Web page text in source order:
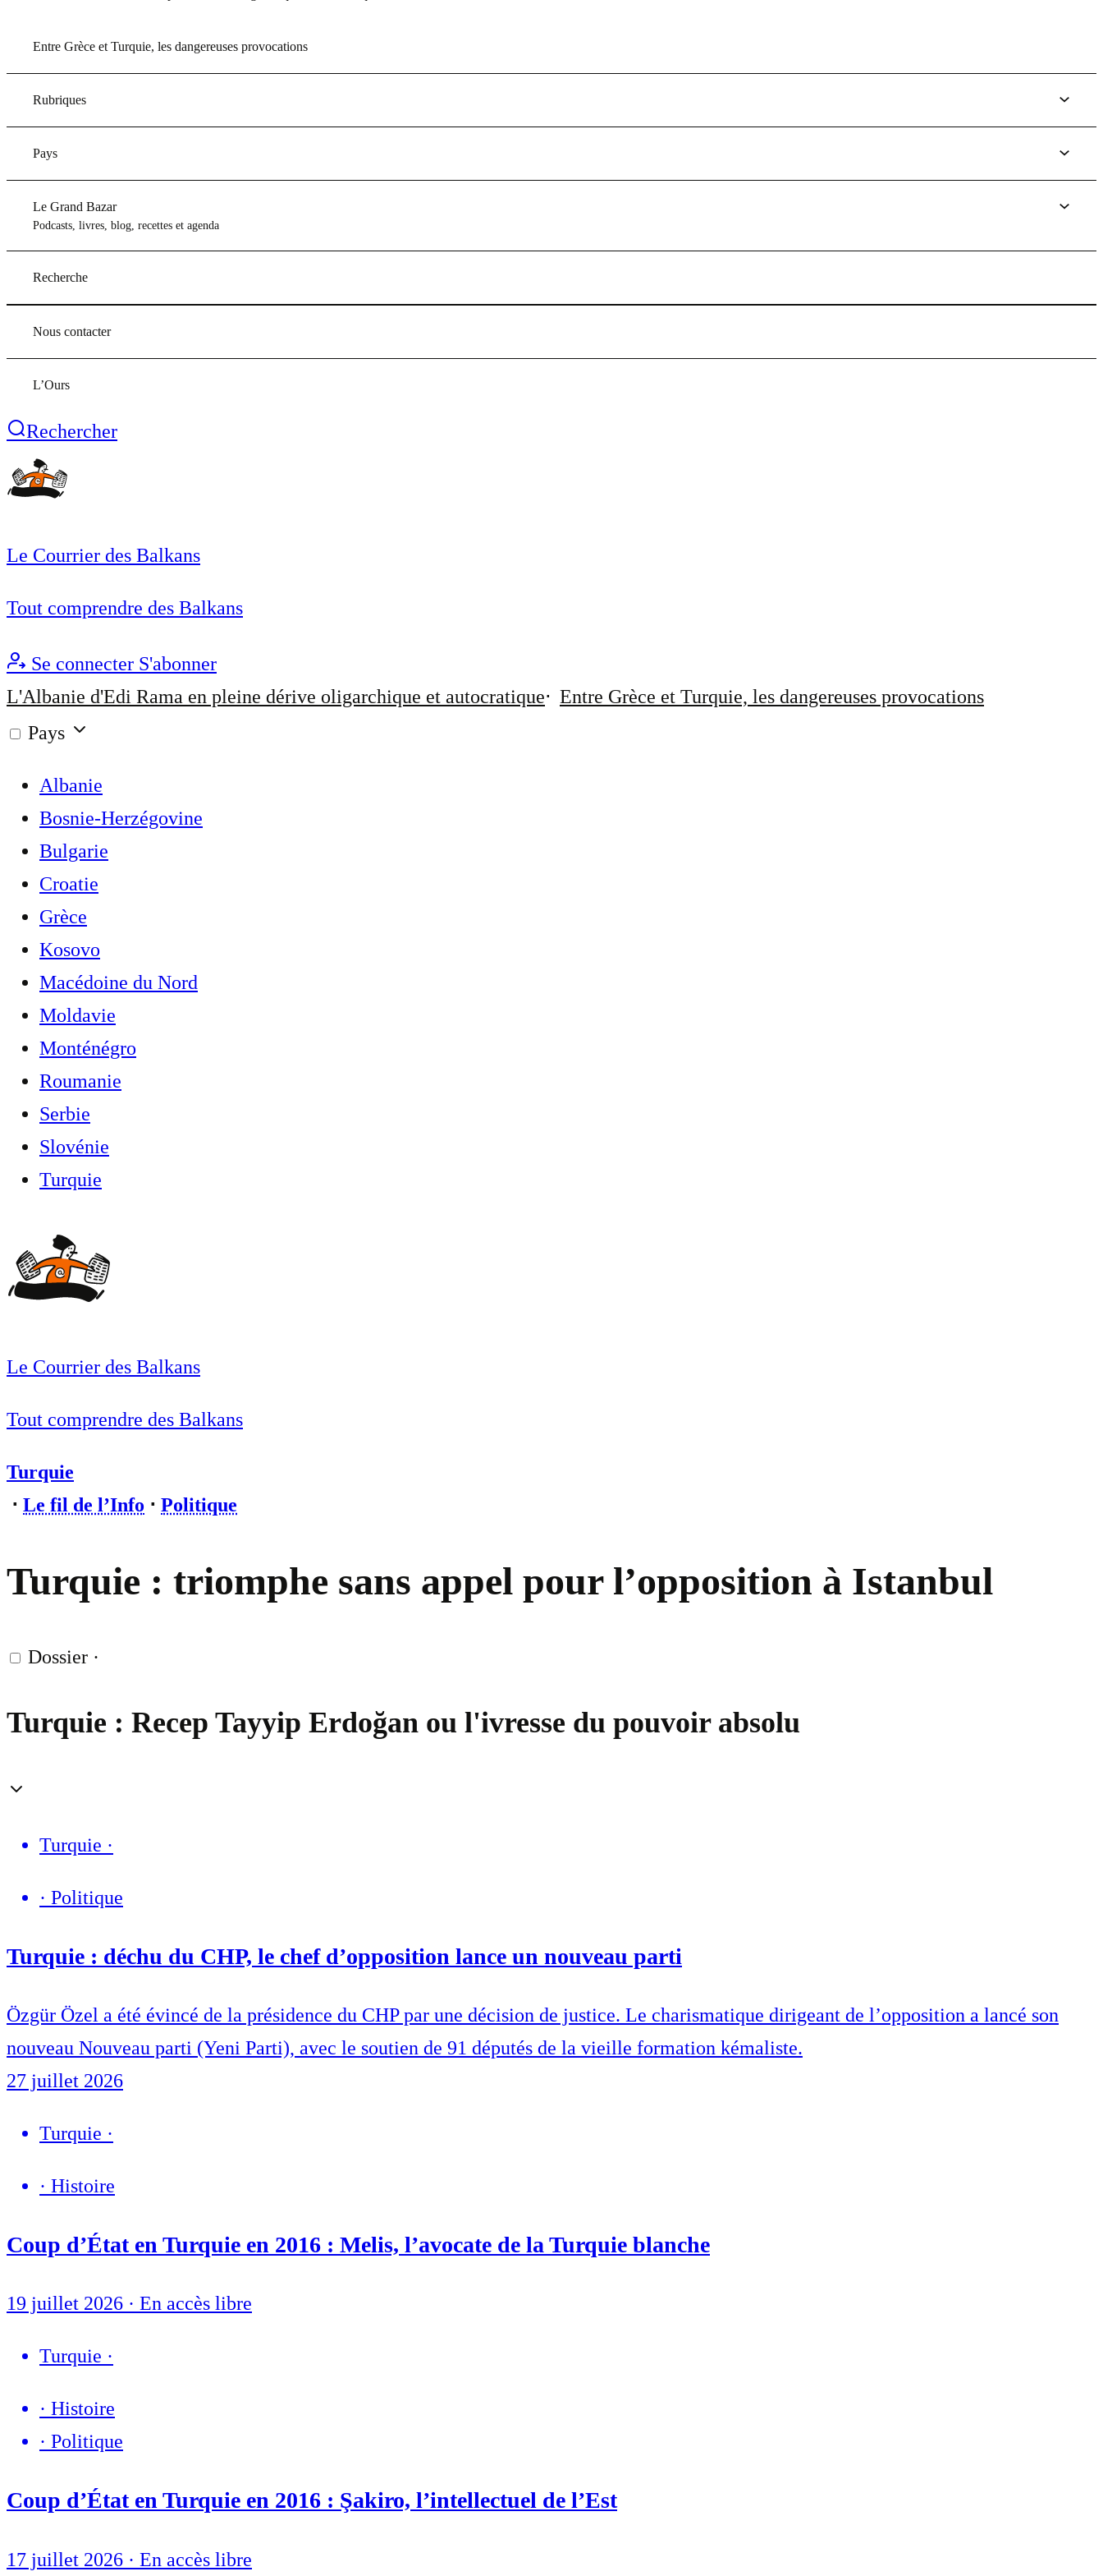
Entre Grèce et Turquie, les dangereuses provocations
Rubriques
Pays
Le Grand Bazar
Podcasts, livres, blog, recettes et agenda
Recherche
Nous contacter
L’Ours
Rechercher
Le Courrier des Balkans
Tout comprendre des Balkans
Se connecter S'abonner
L'Albanie d'Edi Rama en pleine dérive oligarchique et autocratique
Entre Grèce et Turquie, les dangereuses provocations
Pays
Albanie
Bosnie-Herzégovine
Bulgarie
Croatie
Grèce
Kosovo
Macédoine du Nord
Moldavie
Monténégro
Roumanie
Serbie
Slovénie
Turquie
Le Courrier des Balkans
Tout comprendre des Balkans
Turquie
⋅ Le fil de l’Info ⋅ Politique
Turquie : triomphe sans appel pour l’opposition à Istanbul
Dossier ·
Turquie : Recep Tayyip Erdoğan ou l'ivresse du pouvoir absolu
Turquie ·
· Politique
Turquie : déchu du CHP, le chef d’opposition lance un nouveau parti
Özgür Özel a été évincé de la présidence du CHP par une décision de justice. Le charismatique dirigeant de l’opposition a lancé son
nouveau Nouveau parti (Yeni Parti), avec le soutien de 91 députés de la vieille formation kémaliste.
27 juillet 2026
Turquie ·
· Histoire
Coup d’État en Turquie en 2016 : Melis, l’avocate de la Turquie blanche
19 juillet 2026 · En accès libre
Turquie ·
· Histoire
· Politique
Coup d’État en Turquie en 2016 : Şakiro, l’intellectuel de l’Est
17 juillet 2026 · En accès libre